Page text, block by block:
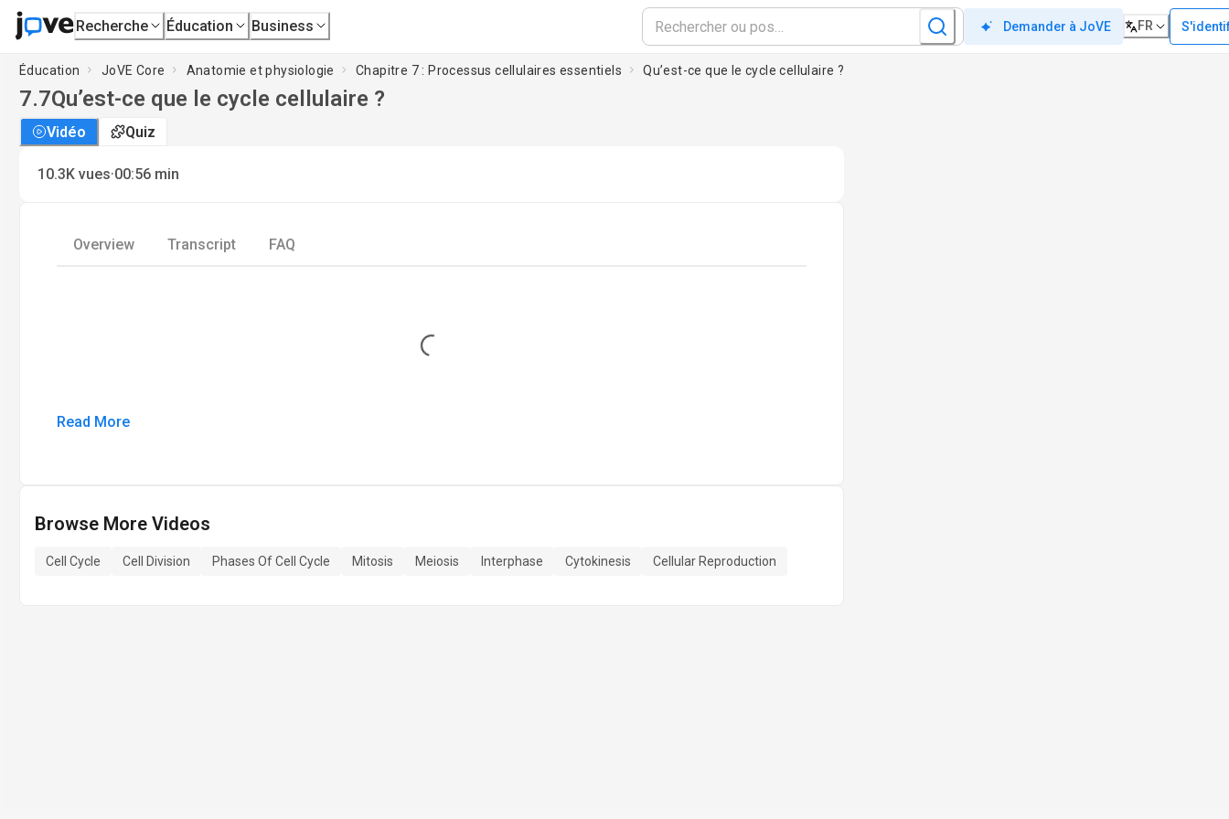
Recherche Éducation Business Demander à JoVE FR
Éducation JoVE Core Anatomie et physiologie Chapitre 7 : Processus cellulaires essentiels Qu’est-ce que le cycle cellulaire ?
7.7Qu’est-ce que le cycle cellulaire ?
Vidéo Quiz
10.3K vues·00:56 min
Overview Transcript FAQ
Loading...
Read More
Browse More Videos
Cell Cycle Cell Division Phases Of Cell Cycle Mitosis Meiosis Interphase Cytokinesis Cellular Reproduction